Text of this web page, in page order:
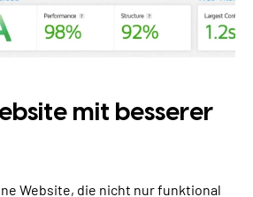
mit besserer
Website, die nicht nur funktional